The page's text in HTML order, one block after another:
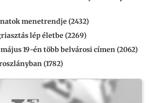
menetrendje (2432)
lép életbe (2269)
19-én több belvárosi címen (2062)
(1782)